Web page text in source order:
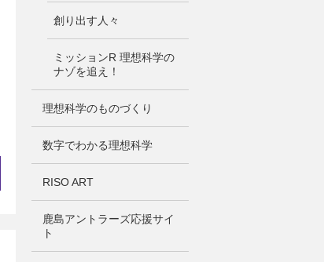
創り出す人々
ミッションR 理想科学の
ナゾを追え！
理想科学のものづくり
数字でわかる理想科学
RISO ART
鹿島アントラーズ応援サイ
ト